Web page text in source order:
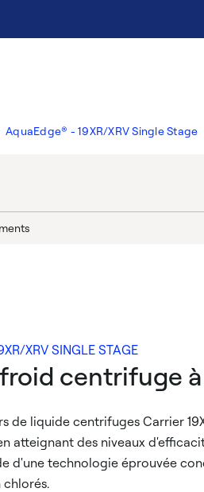
AquaEdge® - 19XR/XRV Single Stage
XRV SINGLE STAGE
centrifuge
de liquide centrifuges Carrier
atteignant des niveaux
d'une technologie éprouvée